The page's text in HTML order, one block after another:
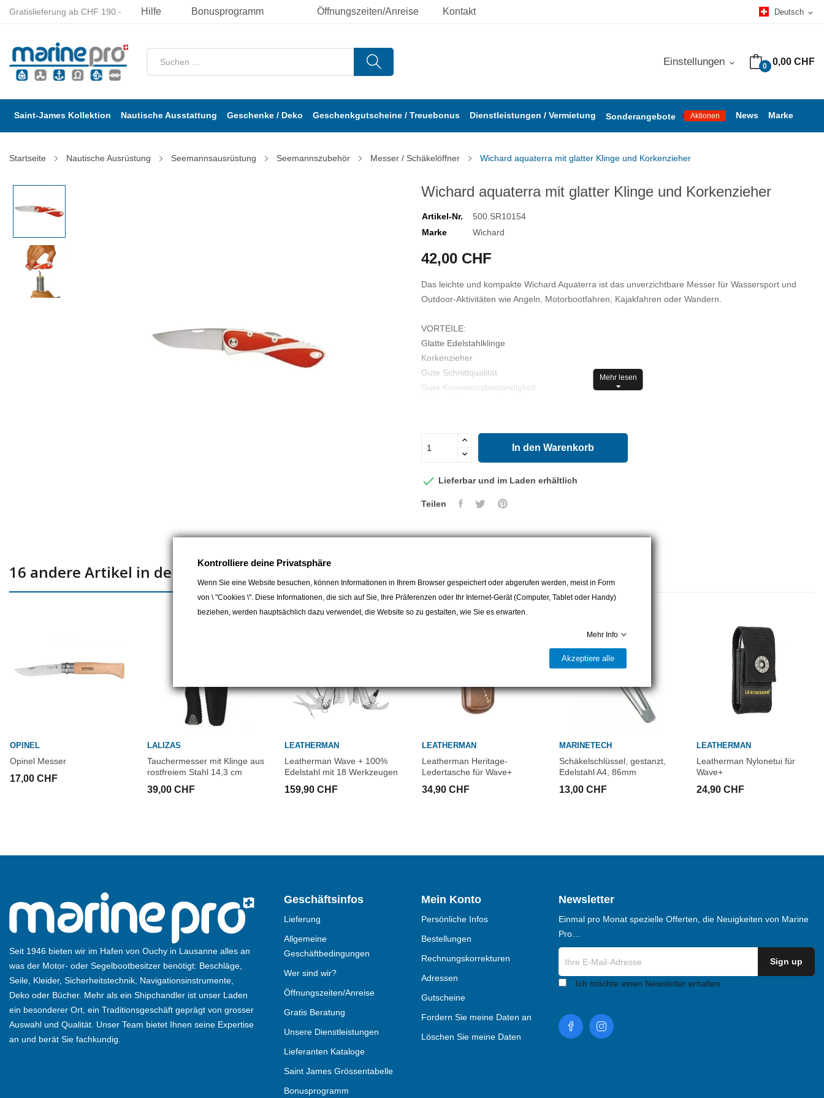
Öffnungszeiten/Anreise Kontakt Deutsch expand_more
Gratislieferung ab CHF 190.- Hilfe Bonusprogramm
0 0,00 CHF
Einstellungen expand_more
Saint-James Kollektion Nautische Ausstattung Geschenke / Deko Geschenkgutscheine / Treuebonus Dienstleistungen / Vermietung Sonderangebote Aktionen News Marke
Startseite Nautische Ausrüstung Seemannsausrüstung Seemannszubehör Messer / Schäkelöffner Wichard aquaterra mit glatter Klinge und Korkenzieher
Wichard aquaterra mit glatter Klinge und Korkenzieher
Artikel-Nr.
500.SR10154
Marke
Wichard
42,00 CHF
Das leichte und kompakte Wichard Aquaterra ist das unverzichtbare Messer für Wassersport und
Outdoor-Aktivitäten wie Angeln, Motorbootfahren, Kajakfahren oder Wandern.
VORTEILE:
Glatte Edelstahlklinge
Korkenzieher
Gute Schnittqualität
Gute Korrosionsbeständigkeit
Extrem widerstandsfähiger Griff: extreme Temperaturen: -60 °C bis +100 °C
Farbe: rot / weiß
Entworfen und hergestellt in Frankreich
Klingenstärke: 2 cm
Edelstahlsorte: X40Cr13 (entspricht 420)
Mehr lesen
In den Warenkorb
 Lieferbar und im Laden erhältlich
Teilen
16 andere Artikel in der gleichen Kategorie:
OPINEL
Opinel Messer
17,00 CHF
LALIZAS
Tauchermesser mit Klinge aus
rostfreiem Stahl 14,3 cm
39,00 CHF
LEATHERMAN
Leatherman Wave + 100%
Edelstahl mit 18 Werkzeugen
159,90 CHF
LEATHERMAN
Leatherman Heritage-
Ledertasche für Wave+
34,90 CHF
MARINETECH
Schäkelschlüssel, gestanzt,
Edelstahl A4, 86mm
13,00 CHF
LEATHERMAN
Leatherman Nylonetui für
Wave+
24,90 CHF
Seit 1946 bieten wir im Hafen von Ouchy in Lausanne alles an
was der Motor- oder Segelbootbesitzer benötigt: Beschläge,
Seile, Kleider, Sicherheitstechnik, Navigationsinstrumente,
Deko oder Bücher. Mehr als ein Shipchandler ist unser Laden
ein besonderer Ort, ein Traditionsgeschäft geprägt von grosser
Auswahl und Qualität. Unser Team bietet Ihnen seine Expertise
an und berät Sie fachkundig.
Geschäftsinfos
Lieferung
Allgemeine
Geschäftbedingungen
Wer sind wir?
Öffnungszeiten/Anreise
Gratis Beratung
Unsere Dienstleistungen
Lieferanten Kataloge
Saint James Grössentabelle
Bonusprogramm
Mein Konto
Persönliche Infos
Bestellungen
Rechnungskorrekturen
Adressen
Gutscheine
Fordern Sie meine Daten an
Löschen Sie meine Daten
Newsletter
Einmal pro Monat spezielle Offerten, die Neuigkeiten von Marine
Pro…
Ich möchte einen Newsletter erhalten
Kontrolliere deine Privatsphäre
Wenn Sie eine Website besuchen, können Informationen in Ihrem Browser gespeichert oder abgerufen werden, meist in Form
von \ "Cookies \". Diese Informationen, die sich auf Sie, Ihre Präferenzen oder Ihr Internet-Gerät (Computer, Tablet oder Handy)
beziehen, werden hauptsächlich dazu verwendet, die Website so zu gestalten, wie Sie es erwarten.
Mehr Info
Akzeptiere alle